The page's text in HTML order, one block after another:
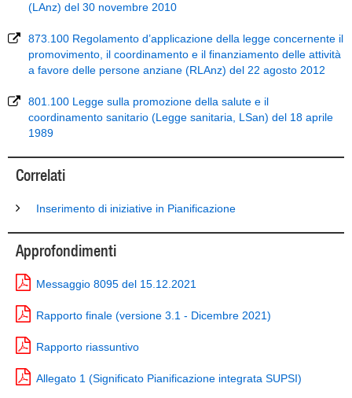
(LAnz) del 30 novembre 2010
873.100 Regolamento d’applicazione della legge concernente il
promovimento, il coordinamento e il finanziamento delle attività
a favore delle persone anziane (RLAnz) del 22 agosto 2012
801.100 Legge sulla promozione della salute e il
coordinamento sanitario (Legge sanitaria, LSan) del 18 aprile
1989
Correlati
Inserimento di iniziative in Pianificazione
Approfondimenti
Messaggio 8095 del 15.12.2021
Rapporto finale (versione 3.1 - Dicembre 2021)
Rapporto riassuntivo
Allegato 1 (Significato Pianificazione integrata SUPSI)